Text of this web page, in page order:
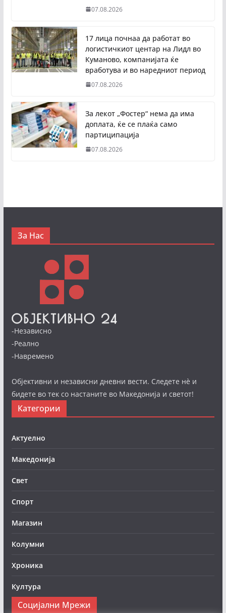
07.08.2026
17 лица почнаа да работат во
логистичкиот центар на Лидл во
Куманово, компанијата ќе
вработува и во наредниот период
07.08.2026
За лекот „Фостер“ нема да има
доплата, ќе се плаќа само
партиципација
07.08.2026
За Нас
-Независно
-Реално
-Навремено
Објективни и независни дневни вести. Следете нè и
бидете во тек со настаните во Македонија и светот!
Категории
Актуелно
Македонија
Свет
Спорт
Магазин
Колумни
Хроника
Култура
Социјални Мрежи